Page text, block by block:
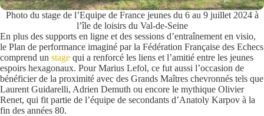
Photo du stage de l’Equipe de France jeunes du 6 au 9 juillet 2024 à
l’île de loisirs du Val-de-Seine
En plus des supports en ligne et des sessions d’entraînement en visio,
le Plan de performance imaginé par la Fédération Française des Echecs
comprend un stage qui a renforcé les liens et l’amitié entre les jeunes
espoirs hexagonaux. Pour Marius Lefol, ce fut aussi l’occasion de
bénéficier de la proximité avec des Grands Maîtres chevronnés tels que
Laurent Guidarelli, Adrien Demuth ou encore le mythique Olivier
Renet, qui fit partie de l’équipe de secondants d’Anatoly Karpov à la
fin des années 80.